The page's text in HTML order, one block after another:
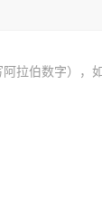
拉伯数字），